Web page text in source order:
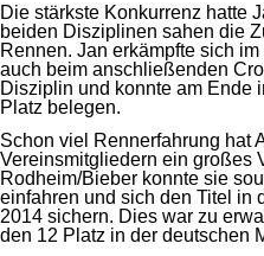
Die stärkste Konkurrenz hatte
beiden Disziplinen sahen die
Rennen. Jan erkämpfte sich
auch beim anschließenden
Disziplin und konnte am Ende
Platz belegen.
Schon viel Rennerfahrung hat
Vereinsmitgliedern ein großes
Rodheim/Bieber konnte sie
einfahren und sich den Titel in
2014 sichern. Dies war zu
den 12 Platz in der deutschen